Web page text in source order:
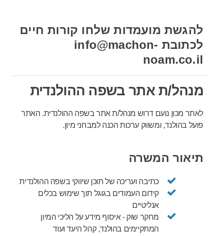
להגשת מועמדות שלחו קורות חיים
לכתובת info@machon-
noam.co.il
מנהל/ת אתר בשפה ההולנדית
לאתר מכון נועם דרוש מנהל/ת אתר בשפה ההולנדית. האתר
פועל בהולנד, ומשווק ערכות הכנה למבחני מיון.
תיאור המשרה
כתיבה ועריכה של תוכן שיווקי בשפה ההולנדית
קידום העמודים בגוגל תוך שימוש בכלים
אנליטיים
מחקר שוק - איסוף מידע על הליכי המיון
המתקיימים בהולנד, קהל היעד ועוד